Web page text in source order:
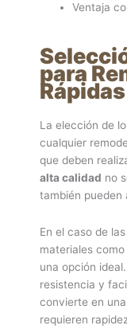
Ventaja
para
Rápidas
La elección de
cualquier
que deben
alta calidad no
también pueden
En el caso de
materiales como
una opción
resistencia y
convierte en
requieren